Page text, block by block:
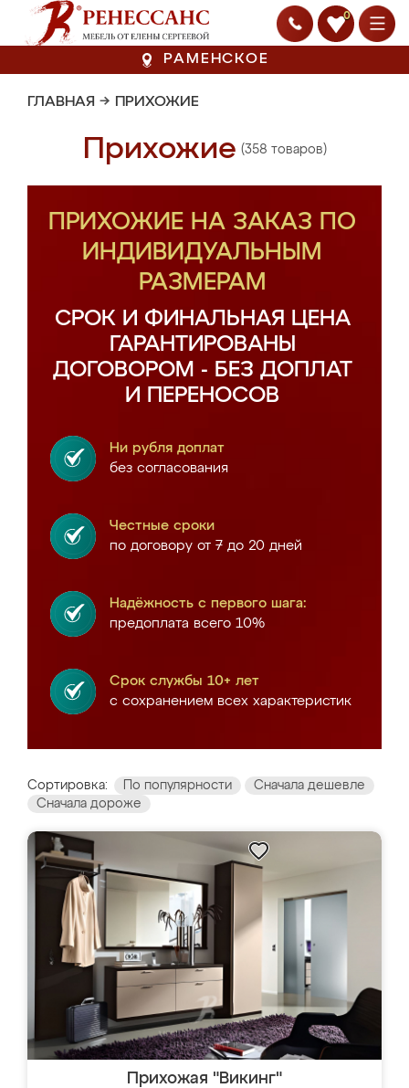
0
РАМЕНСКОЕ
ГЛАВНАЯ → ПРИХОЖИЕ
Прихожие (358 товаров)
ПРИХОЖИЕ НА ЗАКАЗ ПО
ИНДИВИДУАЛЬНЫМ
РАЗМЕРАМ
СРОК И ФИНАЛЬНАЯ ЦЕНА
ГАРАНТИРОВАНЫ
ДОГОВОРОМ - БЕЗ ДОПЛАТ
И ПЕРЕНОСОВ
Ни рубля доплат
без согласования
Честные сроки
по договору от 7 до 20 дней
Надёжность с первого шага:
предоплата всего 10%
Срок службы 10+ лет
с сохранением всех характеристик
Сортировка: По популярности
Сначала дешевле
Сначала дороже
Прихожая "Викинг"